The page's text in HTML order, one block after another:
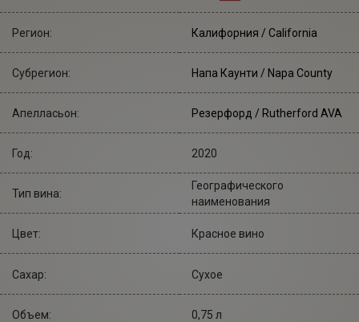
Регион: Калифорния / California
Субрегион: Напа Каунти / Napa County
Апелласьон: Резерфорд / Rutherford AVA
Год: 2020
Тип вина:
Географического
наименования
Цвет: Красное вино
Сахар: Сухое
Объем: 0,75 л